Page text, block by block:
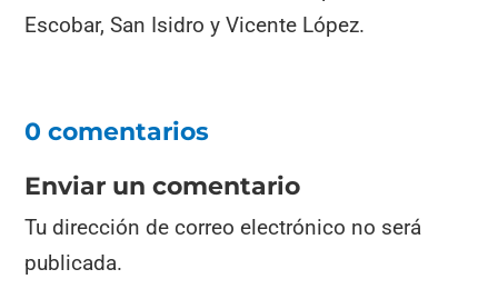
Escobar, San Isidro y Vicente López.
0 comentarios
Enviar un comentario
Tu dirección de correo electrónico no será
publicada.